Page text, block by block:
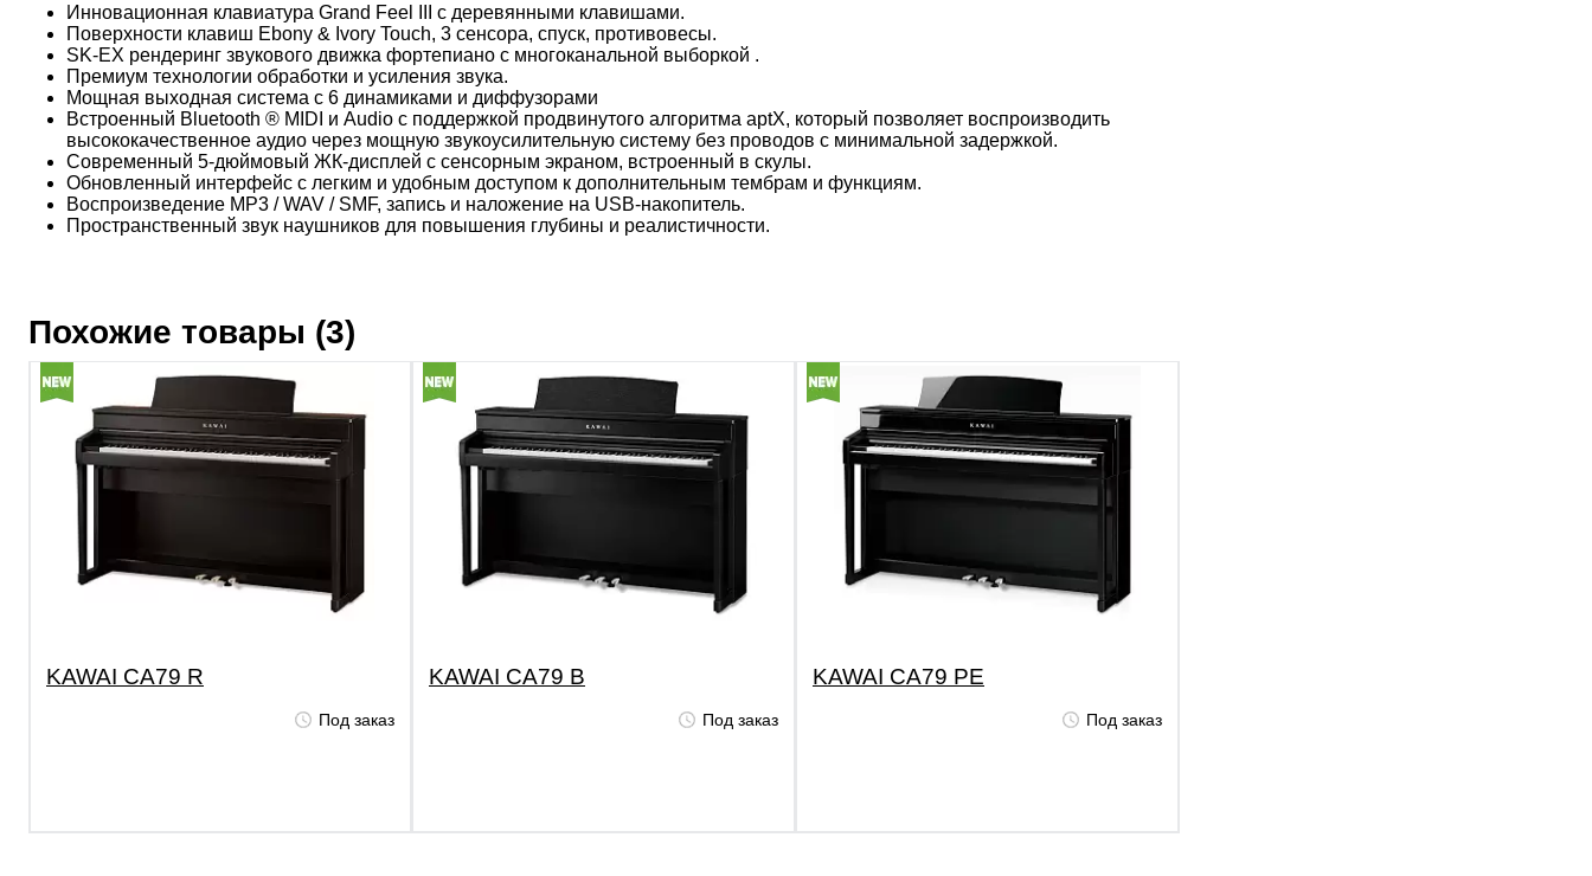
Инновационная клавиатура Grand Feel III с деревянными клавишами.
Поверхности клавиш Ebony & Ivory Touch, 3 сенсора, спуск, противовесы.
SK-EX рендеринг звукового движка фортепиано с многоканальной выборкой .
Премиум технологии обработки и усиления звука.
Мощная выходная система с 6 динамиками и диффузорами
Встроенный Bluetooth ® MIDI и Audio с поддержкой продвинутого алгоритма aptX, который позволяет воспроизводить
высококачественное аудио через мощную звукоусилительную систему без проводов с минимальной задержкой.
Современный 5-дюймовый ЖК-дисплей с сенсорным экраном, встроенный в скулы.
Обновленный интерфейс с легким и удобным доступом к дополнительным тембрам и функциям.
Воспроизведение MP3 / WAV / SMF, запись и наложение на USB-накопитель.
Пространственный звук наушников для повышения глубины и реалистичности.
Похожие товары (3)
KAWAI CA79 R
Под заказ
KAWAI CA79 B
Под заказ
KAWAI CA79 PE
Под заказ